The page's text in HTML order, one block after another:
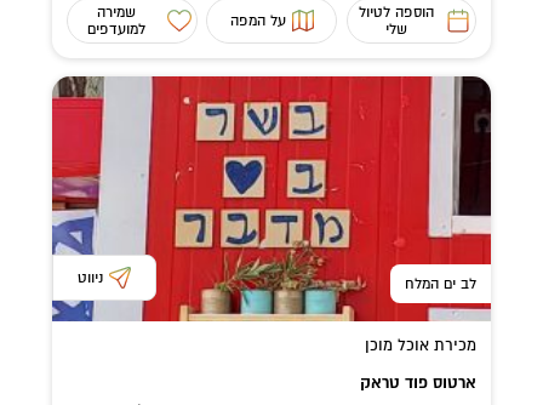
הוספה לטיול
שלי
על המפה
שמירה
למועדפים
לב ים המלח ניווט
מכירת אוכל מוכן
ארטוס פוד טראק